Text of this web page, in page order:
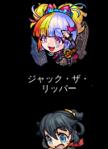
ジャック・ザ・
リッパー